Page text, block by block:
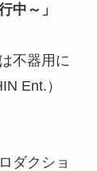
中～」
不器用に
Ent.）
ダクショ